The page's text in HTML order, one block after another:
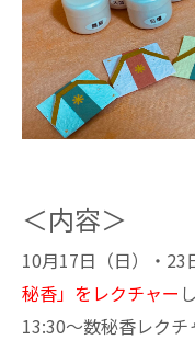
＜内容＞
10月17日（日）・23
秘香」をレクチャー
13:30～数秘香レクチ